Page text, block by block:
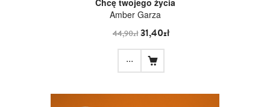
Chcę twojego życia
Amber Garza
44,90zł31,40zł
...